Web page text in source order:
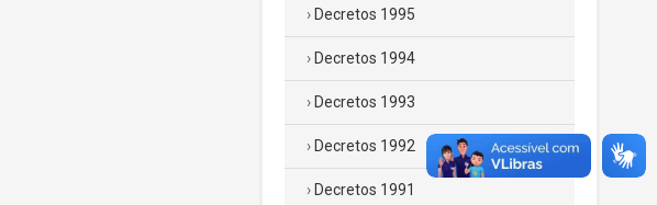
Decretos 1995
Decretos 1994
Decretos 1993
Decretos 1992
Decretos 1991